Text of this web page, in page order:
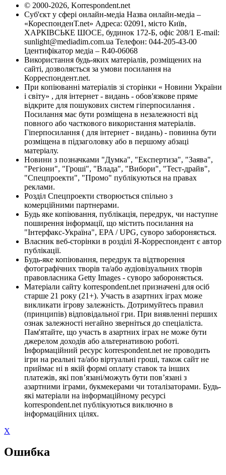
© 2000-2026, Korrespondent.net
Суб'єкт у сфері онлайн-медіа Назва онлайн-медіа –
«КореспонденТ.net» Адреса: 02091, місто Київ,
ХАРКІВСЬКЕ ШОСЕ, будинок 172-Б, офіс 208/1 E-mail:
sunlight@mediadim.com.ua Телефон: 044-205-43-00
Ідентифікатор медіа – R40-06068
Використання будь-яких матеріалів, розміщених на
сайті, дозволяється за умови посилання на
Корреспондент.net.
При копіюванні матеріалів зі сторінки « Новини України
і світу» , для інтернет - видань - обов'язкове пряме
відкрите для пошукових систем гіперпосилання .
Посилання має бути розміщена в незалежності від
повного або часткового використання матеріалів.
Гіперпосилання ( для інтернет - видань) - повинна бути
розміщена в підзаголовку або в першому абзаці
матеріалу.
Новини з позначками "Думка", "Експертиза", "Заява",
"Регіони", "Гроші", "Влада", "Вибори", "Тест-драйв",
"Спецпроекти", "Промо" публікуються на правах
реклами.
Розділ Спецпроекти створюється спільно з
комерційними партнерами.
Будь яке копіювання, публікація, передрук, чи наступне
поширення інформації, що містить посилання на
"Інтерфакс-Україна", EPA / UPG, суворо забороняється.
Власник веб-сторінки в розділі Я-Корреспондент є автор
публікації.
Будь-яке копіювання, передрук та відтворення
фотографічних творів та/або аудіовізуальних творів
правовласника Getty Images - суворо забороняється.
Матеріали сайту korrespondent.net призначені для осіб
старше 21 року (21+). Участь в азартних іграх може
викликати ігрову залежність. Дотримуйтесь правил
(принципів) відповідальної гри. При виявленні перших
ознак залежності негайно зверніться до спеціаліста.
Пам'ятайте, що участь в азартних іграх не може бути
джерелом доходів або альтернативою роботі.
Інформаційний ресурс korrespondent.net не проводить
ігри на реальні та/або віртуальні гроші, також сайт не
приймає ні в якій формі оплату ставок та інших
платежів, які пов’язані/можуть бути пов’язані з
азартними іграми, букмекерами чи тоталізаторами. Будь-
які матеріали на інформаційному ресурсі
korrespondent.net публікуються виключно в
інформаційних цілях.
X
Ошибка